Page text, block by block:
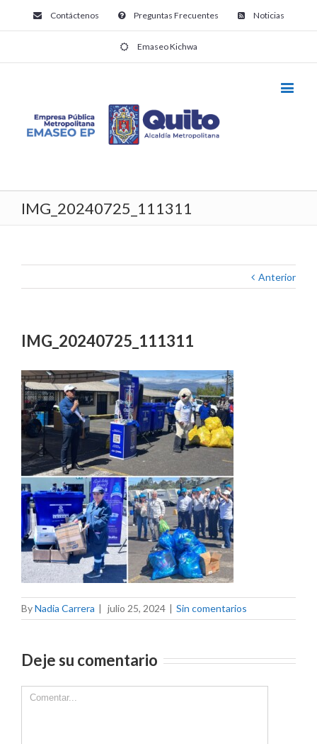
Contáctenos Preguntas Frecuentes Noticias
Emaseo Kichwa
IMG_20240725_111311
Anterior
IMG_20240725_111311
ByNadia Carrera | julio 25, 2024 | Sin comentarios
Deje su comentario
Comment